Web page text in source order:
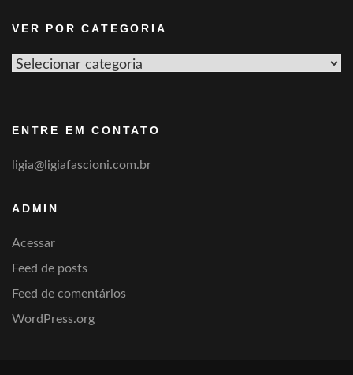
VER POR CATEGORIA
Ver
ENTRE EM CONTATO
ligia@ligiafascioni.com.br
ADMIN
Acessar
Feed de posts
Feed de comentários
WordPress.org